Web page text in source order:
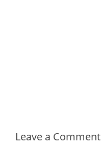
Leave a Comment